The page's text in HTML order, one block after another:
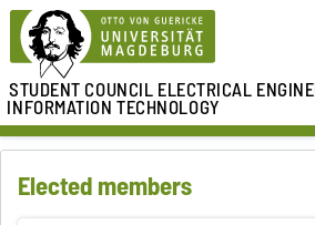
STUDENT COUNCILELECTRICAL
INFORMATION TECHNOLOGY
Elected members